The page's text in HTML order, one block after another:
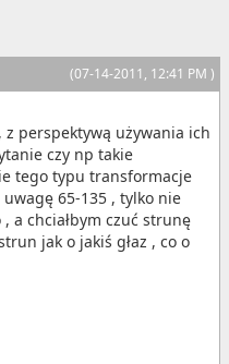
(07-14-2011, 12:41 PM )
perspektywą używania ich
czy np takie
tego typu transformacje
65-135 , tylko nie
a chciałbym czuć strunę
jak o jakiś głaz , co o